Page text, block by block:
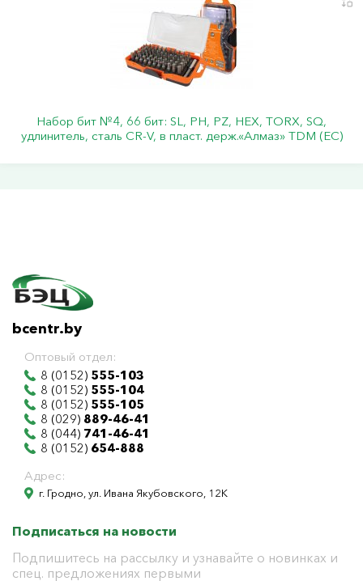
Набор бит №4, 66 бит: SL, PH, PZ, HEX, TORX, SQ,
удлинитель, сталь CR-V, в пласт. держ.«Алмаз» TDM (ЕС)
bcentr.by
Оптовый отдел:
8 (0152) 555-103
8 (0152) 555-104
8 (0152) 555-105
8 (029) 889-46-41
8 (044) 741-46-41
8 (0152) 654-888
Адрес:
г. Гродно, ул. Ивана Якубовского, 12К
Подписаться на новости
Подпишитесь на рассылку и узнавайте о новинках и
спец. предложениях первыми